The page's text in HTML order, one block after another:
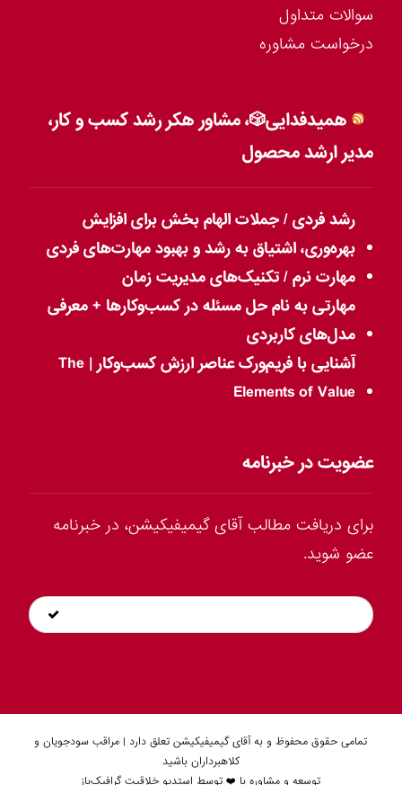
سوالات متداول
درخواست مشاوره
همیدفدایی🎲، مشاور هکر رشد کسب و کار،
مدیر ارشد محصول
رشد فردی / جملات الهام بخش برای افزایش
بهره‌وری، اشتیاق به رشد و بهبود مهارت‌های فردی
مهارت نرم / تکنیک‌های مدیریت زمان
مهارتی به نام حل مسئله در کسب‌وکارها + معرفی
مدل‌های کاربردی
آشنایی با فریم‌ورک عناصر ارزش کسب‌وکار | The
Elements of Value
عضویت در خبرنامه
برای دریافت مطالب آقای گیمیفیکیشن، در خبرنامه
عضو شوید.
تمامی حقوق محفوظ و به آقای گیمیفیکیشن تعلق دارد | مراقب سودجویان و
کلاهبرداران باشید
توسعه و مشاوره با ❤️ توسط استدیو خلاقیت گرافیک‌باز